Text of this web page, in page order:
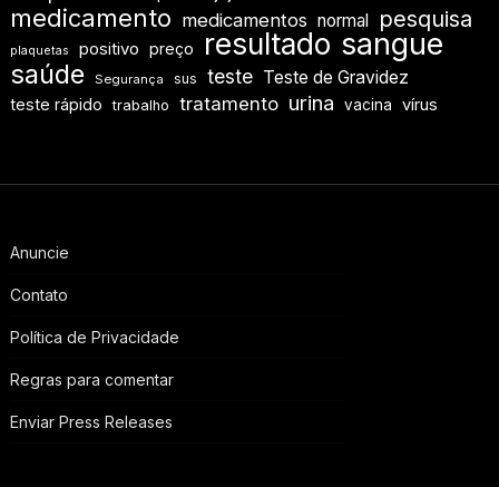
medicamento medicamentos normal pesquisa
plaquetas positivo preço resultado sangue
saúde Segurança sus teste Teste de Gravidez
teste rápido trabalho tratamento urina vacina vírus
Anuncie
Contato
Política de Privacidade
Regras para comentar
Enviar Press Releases